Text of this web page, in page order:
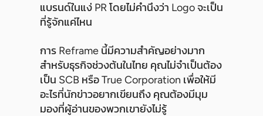
แบรนด์ในแง่ PR โดยไม่คำนึงว่า Logo จะเป็น
ที่รู้จักแค่ไหน
การ Reframe นี้มีความสำคัญอย่างมาก
สำหรับธุรกิจช่วงต้นในไทย คุณไม่จำเป็นต้อง
เป็น SCB หรือ True Corporation เพื่อให้มี
อะไรที่นักข่าวอยากเขียนถึง คุณต้องมีมุม
มองที่ผู้อ่านของพวกเขายังไม่รู้